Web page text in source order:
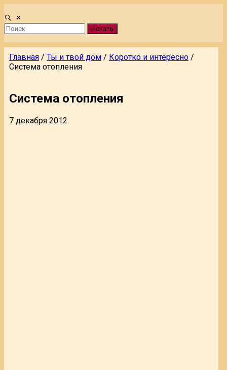
Искать
Главная / Ты и твой дом / Коротко и интересно /
Система отопления
Система отопления
7 декабря 2012